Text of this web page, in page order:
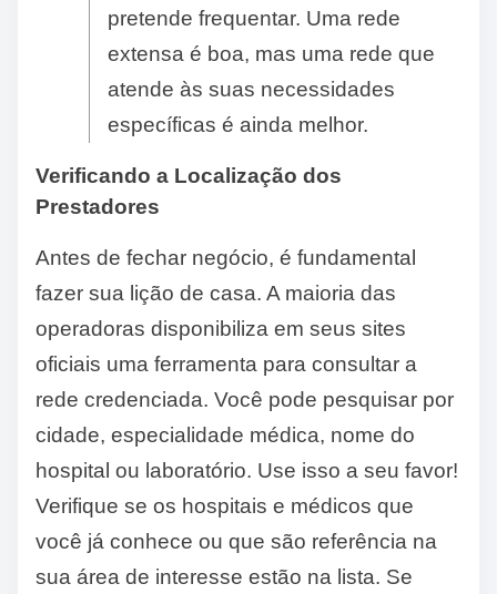
pretende frequentar. Uma rede
extensa é boa, mas uma rede que
atende às suas necessidades
específicas é ainda melhor.
Verificando a Localização dos
Prestadores
Antes de fechar negócio, é fundamental
fazer sua lição de casa. A maioria das
operadoras disponibiliza em seus sites
oficiais uma ferramenta para consultar a
rede credenciada. Você pode pesquisar por
cidade, especialidade médica, nome do
hospital ou laboratório. Use isso a seu favor!
Verifique se os hospitais e médicos que
você já conhece ou que são referência na
sua área de interesse estão na lista. Se